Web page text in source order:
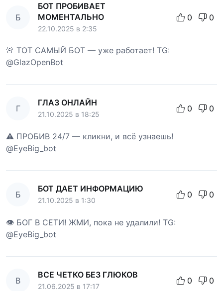
Б
БОТ ПРОБИВАЕТ
МОМЕНТАЛЬНО
22.10.2025 в 2:35
0 0
🚨 ТОТ САМЫЙ БОТ — уже работает! TG:
@GlazOpenBot
Г
ГЛАЗ ОНЛАЙН
21.10.2025 в 18:25
0 0
⚠️ ПРОБИВ 24/7 — кликни, и всё узнаешь!
@EyeBig_bot
Б
БОТ ДАЕТ ИНФОРМАЦИЮ
21.10.2025 в 1:30
0 0
👁 БОГ В СЕТИ! ЖМИ, пока не удалили! TG:
@EyeBig_bot
В
ВСЕ ЧЕТКО БЕЗ ГЛЮКОВ
21.06.2025 в 17:17
0 0